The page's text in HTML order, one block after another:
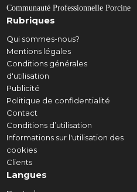
Communauté Professionnelle Porcine
Rubriques
Qui sommes-nous?
Mentions légales
Conditions générales
d'utilisation
Publicité
Politique de confidentialité
Contact
Conditions d’utilisation
Informations sur l'utilisation des
cookies
Clients
Langues